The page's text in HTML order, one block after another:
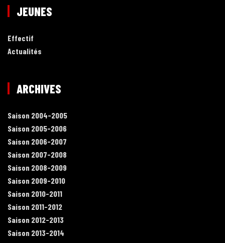
JEUNES
Effectif
Actualités
ARCHIVES
Saison 2004-2005
Saison 2005-2006
Saison 2006-2007
Saison 2007-2008
Saison 2008-2009
Saison 2009-2010
Saison 2010-2011
Saison 2011-2012
Saison 2012-2013
Saison 2013-2014